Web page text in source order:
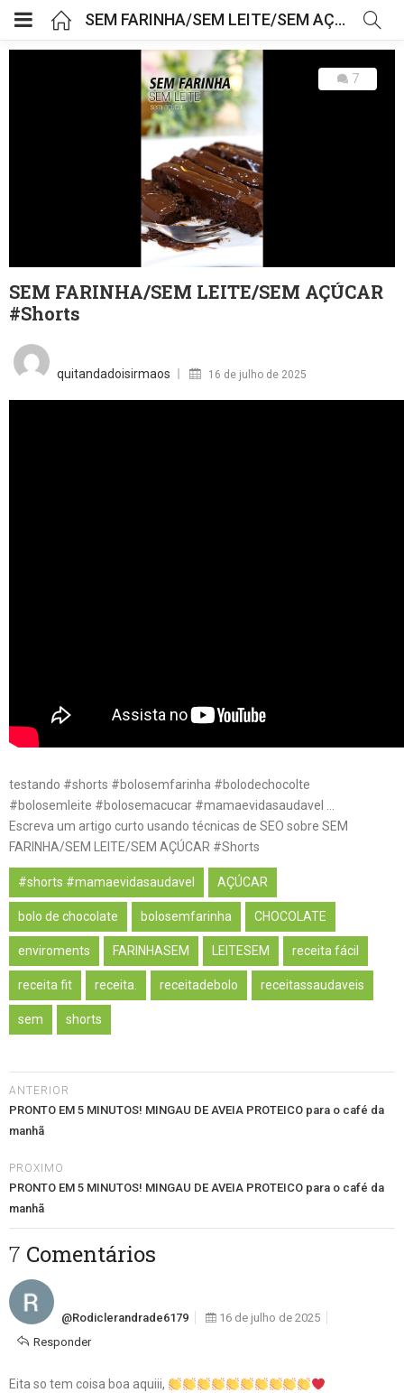
SEM FARINHA/SEM LEITE/SEM AÇÚCAR #Shorts
7
SEM FARINHA/SEM LEITE/SEM AÇÚCAR
#Shorts
quitandadoisirmaos 16 de julho de 2025
testando #shorts #bolosemfarinha #bolodechocolte
#bolosemleite #bolosemacucar #mamaevidasaudavel …
Escreva um artigo curto usando técnicas de SEO sobre SEM
FARINHA/SEM LEITE/SEM AÇÚCAR #Shorts
#shorts #mamaevidasaudavel AÇÚCAR
bolo de chocolate bolosemfarinha CHOCOLATE
enviroments FARINHASEM LEITESEM receita fácil
receita fit receita. receitadebolo receitassaudaveis
sem shorts
ANTERIOR
PRONTO EM 5 MINUTOS! MINGAU DE AVEIA PROTEICO para o café da
manhã
PROXIMO
PRONTO EM 5 MINUTOS! MINGAU DE AVEIA PROTEICO para o café da
manhã
7 Comentários
@rodiclerandrade6179
16 de julho de 2025
Responder
Eita so tem coisa boa aquiii,